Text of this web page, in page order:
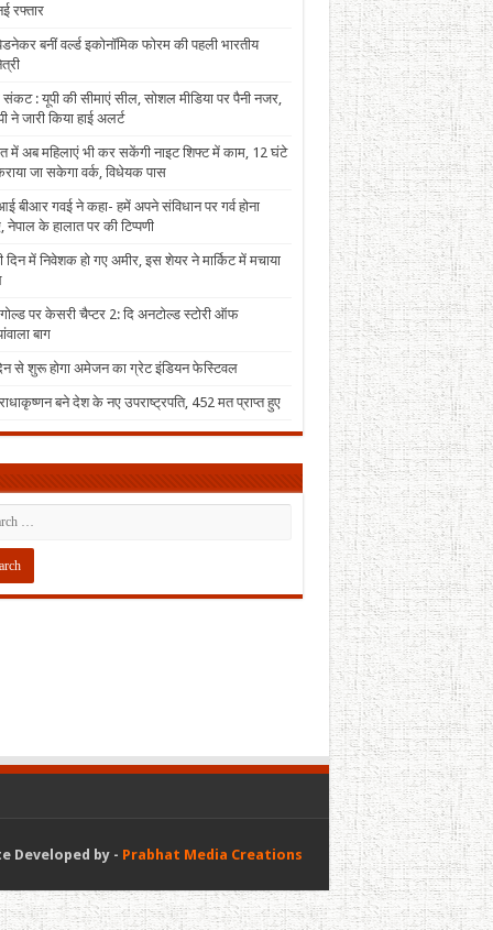
रफ्तार
बनीं वर्ल्ड इकोनॉमिक फोरम की पहली भारतीय
संकट : यूपी की सीमाएं सील, सोशल मीडिया पर पैनी नजर,
ने जारी किया हाई अलर्ट
में अब महिलाएं भी कर सकेंगी नाइट शिफ्ट में काम, 12 घंटे
जा सकेगा वर्क, विधेयक पास
बीआर गवई ने कहा- हमें अपने संविधान पर गर्व होना
नेपाल के हालात पर की टिप्पणी
दिन में निवेशक हो गए अमीर, इस शेयर ने मार्किट में मचाया
गोल्ड पर केसरी चैप्टर 2: दि अनटोल्ड स्टोरी ऑफ
बाग
से शुरू होगा अमेजन का ग्रेट इंडियन फेस्टिवल
बने देश के नए उपराष्ट्रपति, 452 मत प्राप्त हुए
Developed by - Prabhat Media Creations